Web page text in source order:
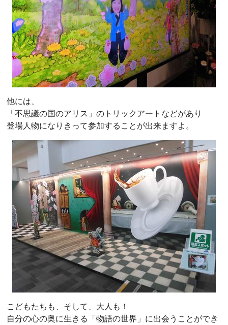
他には、
「不思議の国のアリス」のトリックアートなどがあり
登場人物になりきって参加することが出来ますよ。
こどもたちも、そして、大人も！
自分の心の奥に生きる「物語の世界」に出会うことができ